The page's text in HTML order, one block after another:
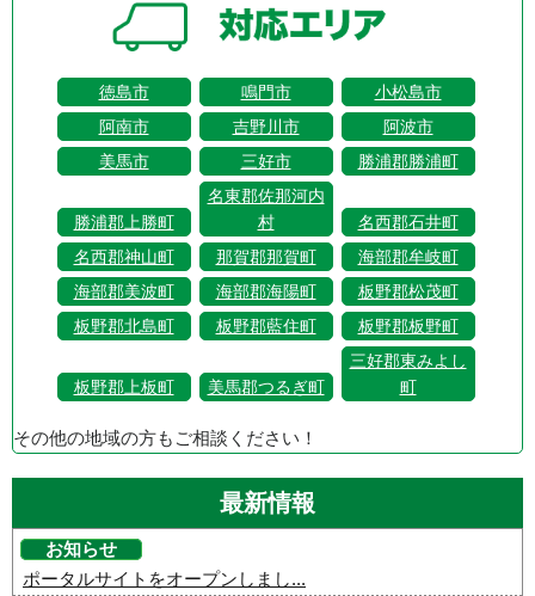
徳島市 鳴門市
小松島市
阿南市
吉野川市
阿波市
美馬市
三好市 勝浦郡勝浦町
勝浦郡上勝町
名東郡佐那河内
村
名西郡石井町
名西郡神山町
那賀郡那賀町
海部郡牟岐町
海部郡美波町
海部郡海陽町
板野郡松茂町
板野郡北島町
板野郡藍住町 板野郡板野町
板野郡上板町 美馬郡つるぎ町
三好郡東みよし
町
その他の地域の方もご相談ください！
最新情報
お知らせ
ポータルサイトをオープンしまし...